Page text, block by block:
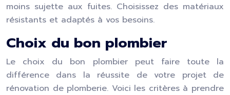
moins sujette aux fuites. Choisissez des matériaux
résistants et adaptés à vos besoins.
Choix du bon plombier
Le choix du bon plombier peut faire toute la
différence dans la réussite de votre projet de
rénovation de plomberie. Voici les critères à prendre